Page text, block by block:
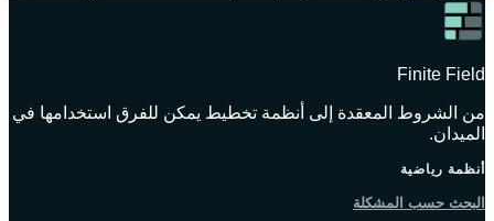
Finite Field
من الشروط المعقدة إلى أنظمة تخطيط يمكن للفرق استخدامها في
الميدان.
أنظمة رياضية
البحث حسب المشكلة